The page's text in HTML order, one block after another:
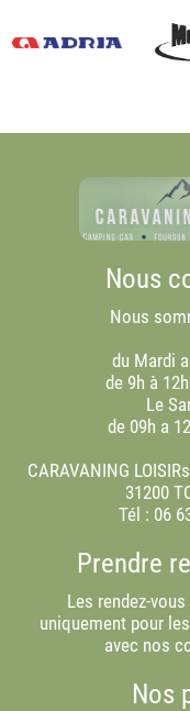
Nous
Nous
du Mardi
de 9h à
Le
de 09h a
CARAVANING
31200
Tél : 06
Prendre
Les rendez-
uniquement pour
avec nos
Nos